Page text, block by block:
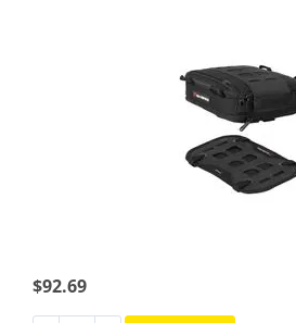
$92.69